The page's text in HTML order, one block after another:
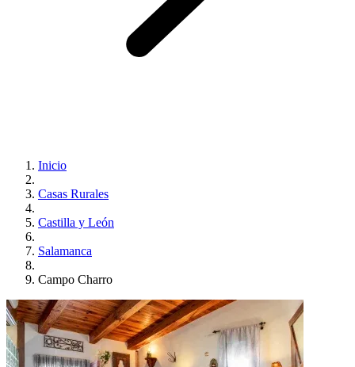
Inicio
Casas Rurales
Castilla y León
Salamanca
Campo Charro